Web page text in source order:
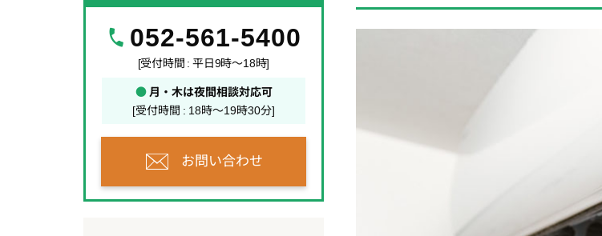
052-561-5400
[受付時間 : 平日9時～18時]
●月・木は夜間相談対応可
[受付時間 : 18時～19時30分]
お問い合わせ